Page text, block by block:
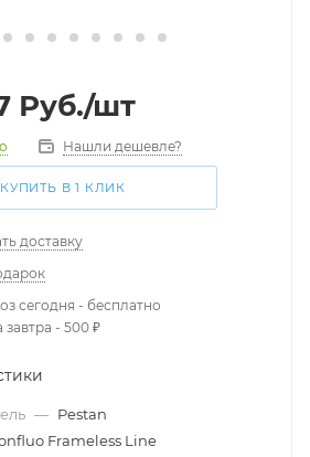
Руб./шт
Нашли дешевле?
КУПИТЬ В 1 КЛИК
доставку
сегодня - бесплатно
завтра - 500 ₽
— Pestan
Frameless Line